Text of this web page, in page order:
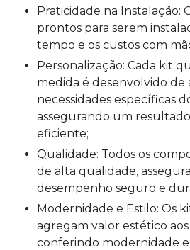
Praticidade na Instalação: Os kits são entregues
prontos para serem
tempo e os custos com
Personalização: Cada kit quadro montado sob
medida é desenvolvido de
necessidades específicas
assegurando um
eficiente;
Qualidade: Todos os componentes dos kits são
de alta qualidade,
desempenho seguro e
Modernidade e Estilo: Os kits decorativos
agregam valor estético
conferindo modernidade